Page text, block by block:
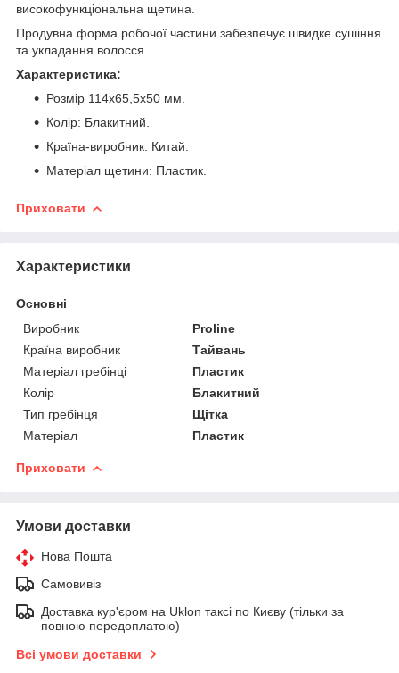
високофункціональна щетина.
Продувна форма робочої частини забезпечує швидке сушіння
та укладання волосся.
Характеристика:
Розмір 114х65,5х50 мм.
Колір: Блакитний.
Країна-виробник: Китай.
Матеріал щетини: Пластик.
Приховати
Характеристики
Основні
Виробник
Proline
Країна виробник
Тайвань
Матеріал гребінці
Пластик
Колір
Блакитний
Тип гребінця
Щітка
Матеріал
Пластик
Приховати
Умови доставки
Нова Пошта
Самовивіз
Доставка кур'єром на Uklon таксі по Києву (тільки за
повною передоплатою)
Всі умови доставки